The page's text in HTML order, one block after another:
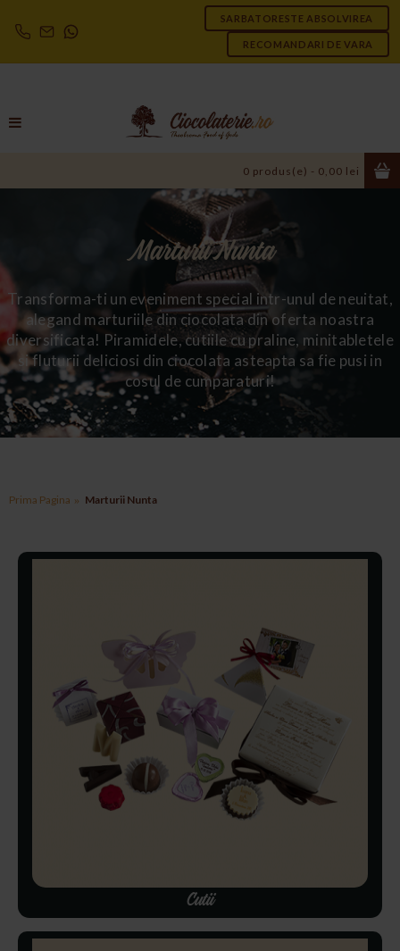
SARBATORESTE ABSOLVIREA
RECOMANDARI DE VARA
0 produs(e) - 0,00 lei
Marturii Nunta
Transforma-ti un eveniment special intr-unul de neuitat,
alegand marturiile din ciocolata din oferta noastra
diversificata! Piramidele, cutiile cu praline, minitabletele
si fluturii deliciosi din ciocolata asteapta sa fie pusi in
cosul de cumparaturi!
Prima Pagina Marturii Nunta
Cutii